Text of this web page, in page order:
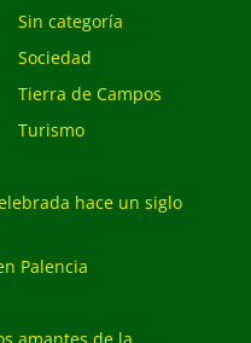
Sin categoría
Sociedad
Tierra de Campos
Turismo
hace un siglo
Palencia